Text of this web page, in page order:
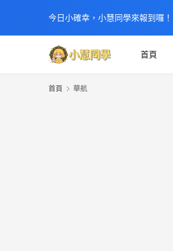
今日小確幸，小慧同學來報到囉！
首頁
首頁 華航